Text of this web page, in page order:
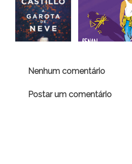
Nenhum comentário
Postar um comentário